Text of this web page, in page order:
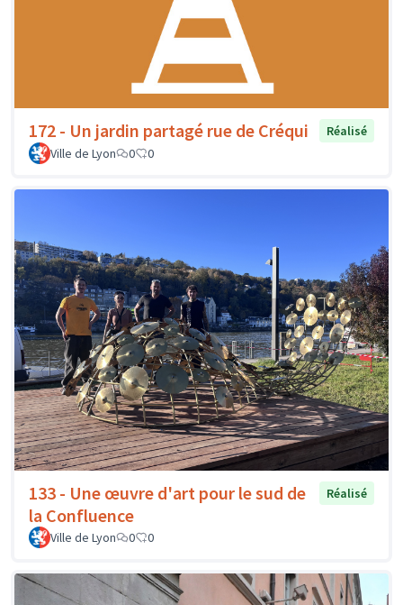
172 - Un jardin partagé rue de Créqui
Réalisé
Ville de Lyon
0 0
133 - Une œuvre d'art pour le sud de
la Confluence
Réalisé
Ville de Lyon 0 0